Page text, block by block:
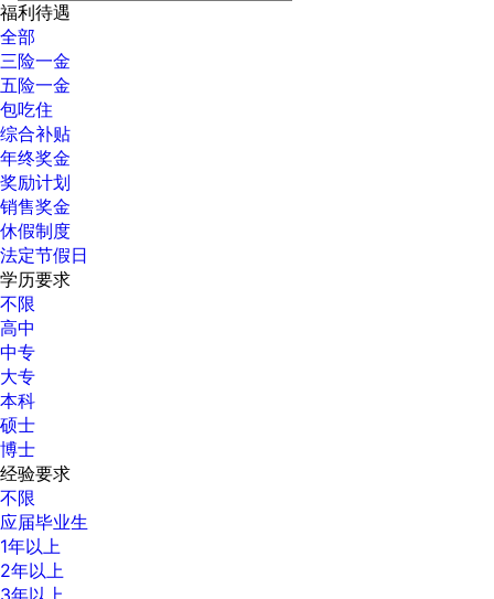
福利待遇
全部
三险一金
五险一金
包吃住
综合补贴
年终奖金
奖励计划
销售奖金
休假制度
法定节假日
学历要求
不限
高中
中专
大专
本科
硕士
博士
经验要求
不限
应届毕业生
1年以上
2年以上